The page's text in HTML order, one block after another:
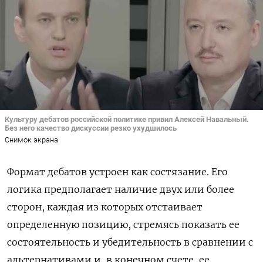
Культуру дебатов российской политике привил Алексей Навальный.
Без него качество дискуссии резко ухудшилось
Снимок экрана
Формат дебатов устроен как состязание. Его
логика предполагает наличие двух или более
сторон, каждая из которых отстаивает
определенную позицию, стремясь показать ее
состоятельность и убедительность в сравнении с